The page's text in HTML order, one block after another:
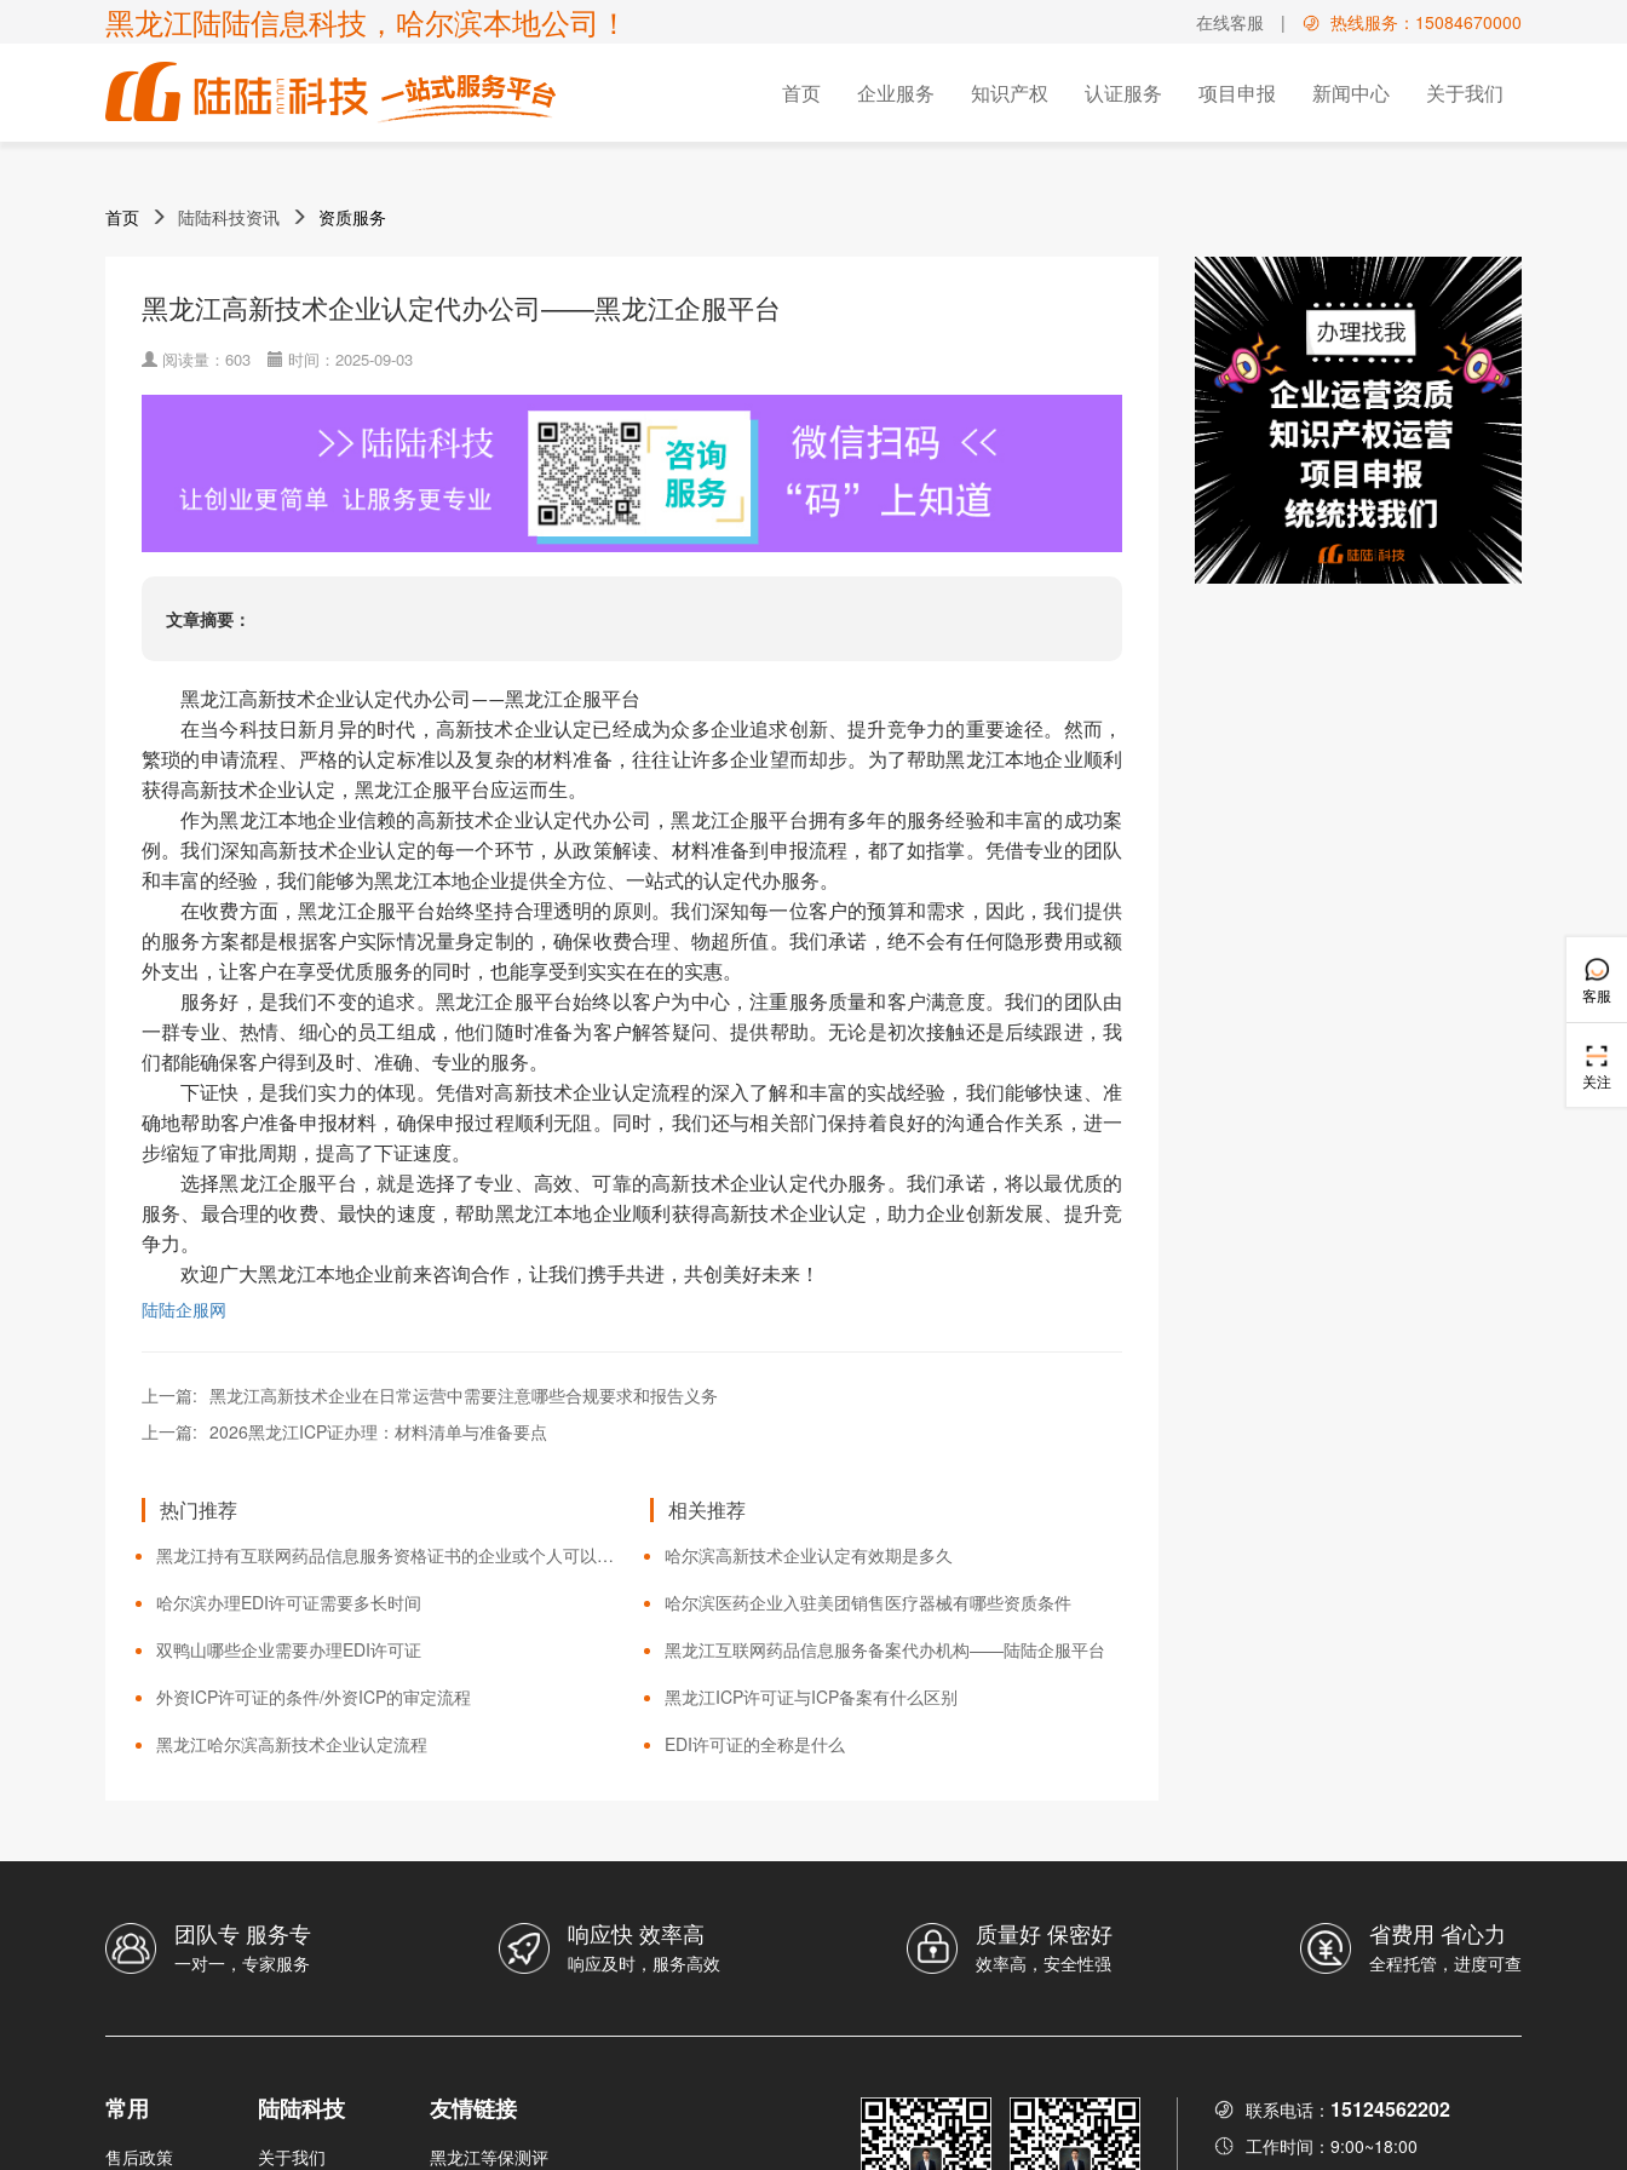
客服
关注
黑龙江陆陆信息科技，哈尔滨本地公司！ 在线客服 | 热线服务：15084670000
首页 企业服务
企业服务
APPLICATION CONDITIONS
呼叫中心业务
存储转发业务
外资经营电信业务
数据传送业务
许可证年审
诊所备案
中医诊所备案
文化出版
影视/教育/医疗类
其他
知识产权
知识产权
商标疑难
软件著作权软件定制开发
等保评测报告
软件产品登记
专利购买
集成电路布图设计登记证书
认证服务
认证服务
ISO14001
ISO27001
ISO20000
FSC森林认证
ISO22000
IATF16949
信息系统建设和服务能力评估
AAA信用认证
信息化建设及服务能力评价
项目申报
项目申报
双软认证咨询
专精特新
科小企评
新闻中心 关于我们
首页 陆陆科技资讯 资质服务
黑龙江高新技术企业认定代办公司——黑龙江企服平台
阅读量：603 时间：2025-09-03
文章摘要：
黑龙江高新技术企业认定代办公司 ——黑龙江企服平台
在当今科技日新月异的时代，高新技术企业认定已经成为众多企业追求创新、提升竞争力的重要途径。然而，
繁琐的申请流程、严格的认定标准以及复杂的材料准备，往往让许多企业望而却步。为了帮助黑龙江本地企业顺利
获得高新技术企业认定，黑龙江企服平台应运而生。
作为黑龙江本地企业信赖的高新技术企业认定代办公司，黑龙江企服平台拥有多年的服务经验和丰富的成功案
例。我们深知高新技术企业认定的每一个环节，从政策解读、材料准备到申报流程，都了如指掌。凭借专业的团队
和丰富的经验，我们能够为黑龙江本地企业提供全方位、一站式的认定代办服务。
在收费方面，黑龙江企服平台始终坚持合理透明的原则。我们深知每一位客户的预算和需求，因此，我们提供
的服务方案都是根据客户实际情况量身定制的，确保收费合理、物超所值。我们承诺，绝不会有任何隐形费用或额
外支出，让客户在享受优质服务的同时，也能享受到实实在在的实惠。
服务好，是我们不变的追求。黑龙江企服平台始终以客户为中心，注重服务质量和客户满意度。我们的团队由
一群专业、热情、细心的员工组成，他们随时准备为客户解答疑问、提供帮助。无论是初次接触还是后续跟进，我
们都能确保客户得到及时、准确、专业的服务。
下证快，是我们实力的体现。凭借对高新技术企业认定流程的深入了解和丰富的实战经验，我们能够快速、准
确地帮助客户准备申报材料，确保申报过程顺利无阻。同时，我们还与相关部门保持着良好的沟通合作关系，进一
步缩短了审批周期，提高了下证速度。
选择黑龙江企服平台，就是选择了专业、高效、可靠的高新技术企业认定代办服务。我们承诺，将以最优质的
服务、最合理的收费、最快的速度，帮助黑龙江本地企业顺利获得高新技术企业认定，助力企业创新发展、提升竞
争力。
欢迎广大黑龙江本地企业前来咨询合作，让我们携手共进，共创美好未来！
陆陆企服网
上一篇: 黑龙江高新技术企业在日常运营中需要注意哪些合规要求和报告义务
上一篇: 2026黑龙江ICP证办理：材料清单与准备要点
热门推荐
黑龙江持有互联网药品信息服务资格证书的企业或个人可以从事哪些活动
哈尔滨办理EDI许可证需要多长时间
双鸭山哪些企业需要办理EDI许可证
外资ICP许可证的条件/外资ICP的审定流程
黑龙江哈尔滨高新技术企业认定流程
相关推荐
哈尔滨高新技术企业认定有效期是多久
哈尔滨医药企业入驻美团销售医疗器械有哪些资质条件
黑龙江互联网药品信息服务备案代办机构——陆陆企服平台
黑龙江ICP许可证与ICP备案有什么区别
EDI许可证的全称是什么
团队专 服务专
一对一，专家服务
响应快 效率高
响应及时，服务高效
质量好 保密好
效率高，安全性强
省费用 省心力
全程托管，进度可查
常用
售后政策
陆陆科技
关于我们
友情链接
黑龙江等保测评
联系电话： 15124562202
工作时间：9:00~18:00